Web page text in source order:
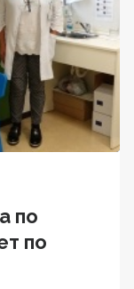
по
по